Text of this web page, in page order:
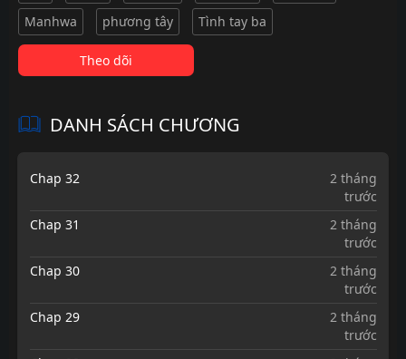
Manhwa
phương tây Tình tay ba
Theo dõi
DANH SÁCH CHƯƠNG
Chap 32
2 tháng
trước
Chap 31
2 tháng
trước
Chap 30
2 tháng
trước
Chap 29
2 tháng
trước